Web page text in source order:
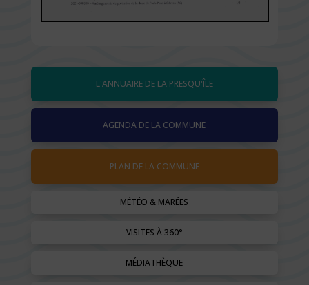
L'ANNUAIRE DE LA PRESQU'ÎLE
AGENDA DE LA COMMUNE
PLAN DE LA COMMUNE
MÉTÉO & MARÉES
VISITES À 360°
MÉDIATHÈQUE